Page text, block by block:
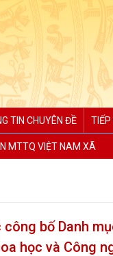
TIN CHUYÊN ĐỀ TIẾP
MTTQ VIỆT NAM XÃ
bố Danh
học và Công